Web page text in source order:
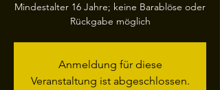
Mindestalter 16 Jahre; keine Barablöse oder
Rückgabe möglich
Anmeldung für diese
Veranstaltung ist abgeschlossen.